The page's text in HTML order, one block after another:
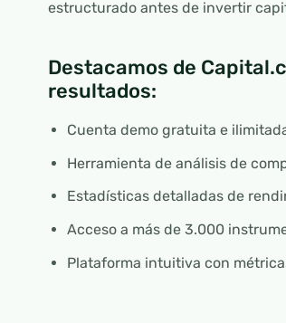
estructurado antes de invertir
Destacamos de
resultados:
Cuenta demo gratuita e
Herramienta de análisis de
Estadísticas detalladas de
Acceso a más de 3.000
Plataforma intuitiva con